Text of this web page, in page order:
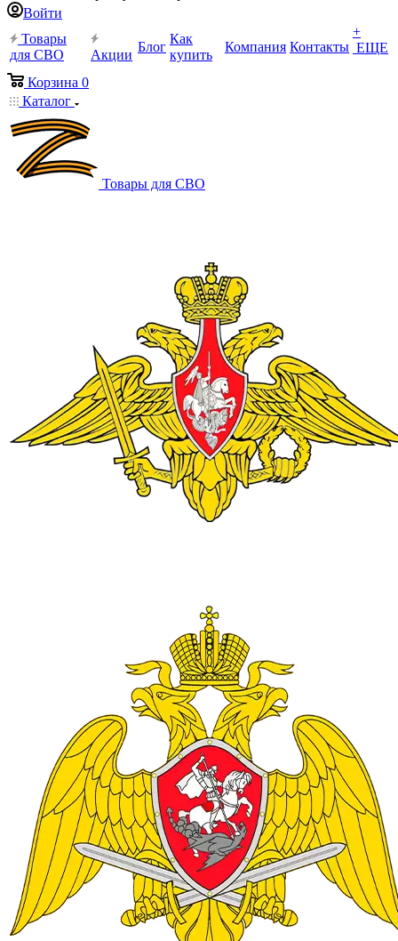
Войти
Товары
для СВО
Акции
Блог
Как
купить
Компания Контакты
+
ЕЩЕ
Корзина 0
Каталог
Товары для СВО